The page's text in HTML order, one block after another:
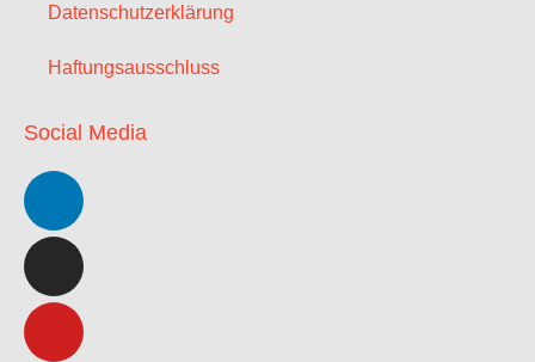
Datenschutzerklärung
Haftungsausschluss
Social Media